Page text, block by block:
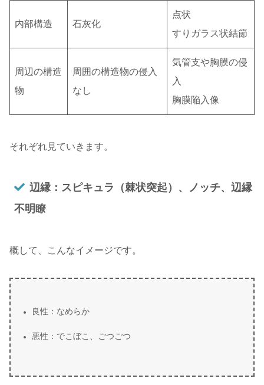
内部構造 石灰化
点状
すりガラス状結節
周辺の構造
物
周囲の構造物の侵入
なし
気管支や胸膜の侵
入
胸膜陥入像
それぞれ見ていきます。
辺縁：スピキュラ（棘状突起）、ノッチ、辺縁
不明瞭
概して、こんなイメージです。
良性：なめらか
悪性：でこぼこ、ごつごつ